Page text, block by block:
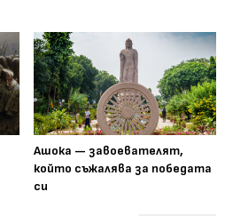
Ашока — завоевателят,
който съжалява за победата
си